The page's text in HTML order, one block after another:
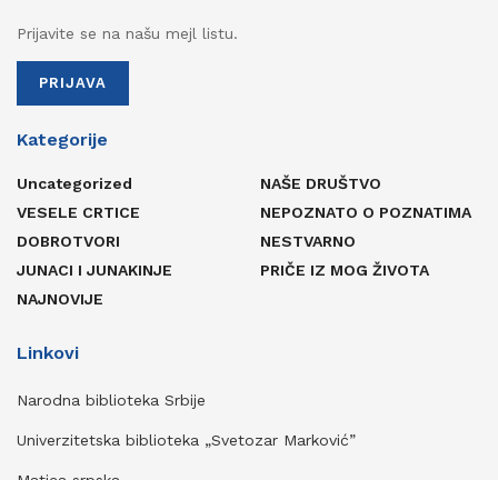
Prijavite se na našu mejl listu.
PRIJAVA
Kategorije
Uncategorized
VESELE CRTICE
DOBROTVORI
JUNACI I JUNAKINJE
NAJNOVIJE
NAŠE DRUŠTVO
NEPOZNATO O POZNATIMA
NESTVARNO
PRIČE IZ MOG ŽIVOTA
Linkovi
Narodna biblioteka Srbije
Univerzitetska biblioteka „Svetozar Marković”